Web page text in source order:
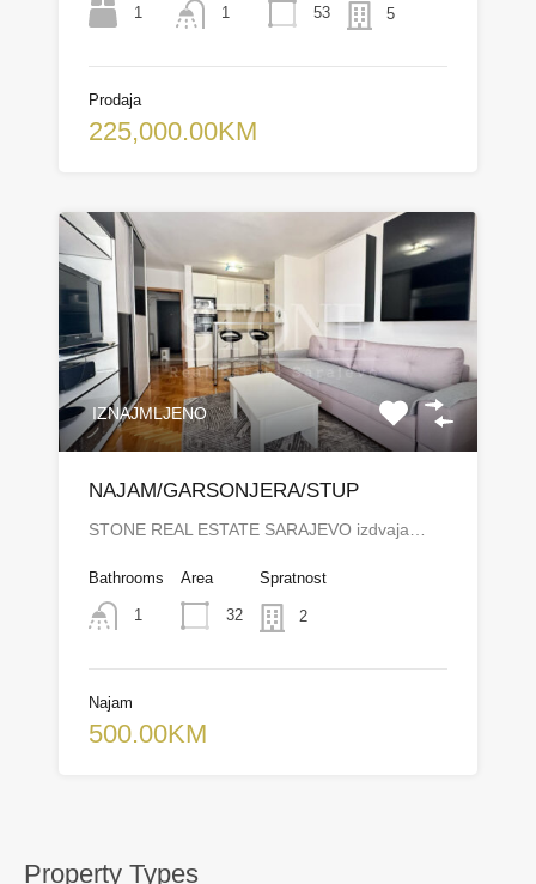
1 1 53 5
Prodaja
225,000.00KM
IZNAJMLJENO
NAJAM/GARSONJERA/STUP
STONE REAL ESTATE SARAJEVO izdvaja…
Bathrooms
1
Area
32
Spratnost
2
Najam
500.00KM
Property Types